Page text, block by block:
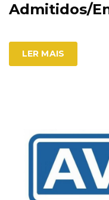
Admitidos/
LER MAIS